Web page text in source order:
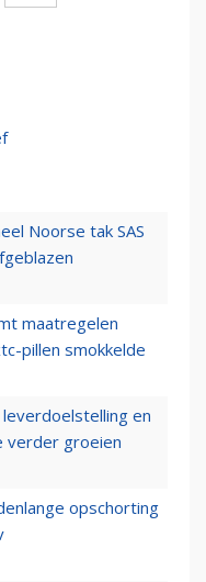
Noorse tak SAS
maatregelen
pillen smokkelde
en
verder groeien
opschorting